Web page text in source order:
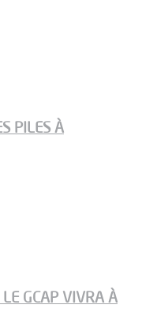
PILES À
GCAP VIVRA À